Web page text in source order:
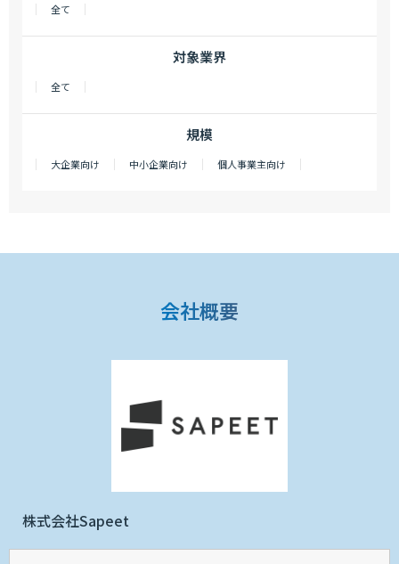
全て
対象業界
全て
規模
大企業向け 中小企業向け 個人事業主向け
会社概要
株式会社Sapeet